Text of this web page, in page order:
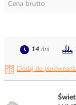
Cena brutto
Dodaj do
14 dni